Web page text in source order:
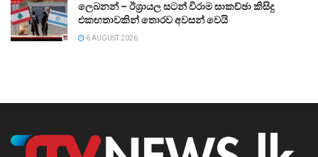
ලෙබනන් – ඊශ්‍රායල සටන් විරාම සාකච්ඡා කිසිදු
එකඟතාවකින් තොරව අවසන් වෙයි
6 AUGUST 2026